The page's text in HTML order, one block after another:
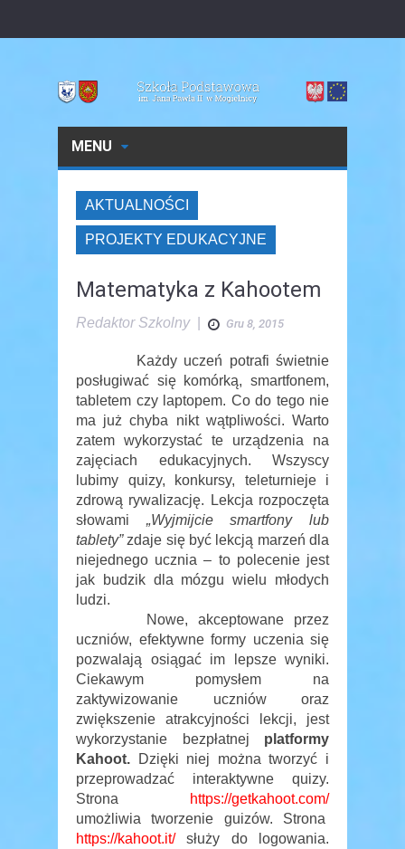
MENU
AKTUALNOŚCI
PROJEKTY EDUKACYJNE
Matematyka z Kahootem
Redaktor Szkolny| Gru 8, 2015
Każdy uczeń potrafi świetnie
posługiwać się komórką, smartfonem,
tabletem czy laptopem. Co do tego nie
ma już chyba nikt wątpliwości. Warto
zatem wykorzystać te urządzenia na
zajęciach edukacyjnych. Wszyscy
lubimy quizy, konkursy, teleturnieje i
zdrową rywalizację. Lekcja rozpoczęta
słowami „Wyjmijcie smartfony lub
tablety”zdaje się być lekcją marzeń dla
niejednego ucznia – to polecenie jest
jak budzik dla mózgu wielu młodych
ludzi.
Nowe, akceptowane przez
uczniów, efektywne formy uczenia się
pozwalają osiągać im lepsze wyniki.
Ciekawym pomysłem na
zaktywizowanie uczniów oraz
zwiększenie atrakcyjności lekcji, jest
wykorzystanie bezpłatnej platformy
Kahoot.
Dzięki niej można tworzyć i
przeprowadzać interaktywne quizy.
Strona https://getkahoot.com/
umożliwia tworzenie guizów. Strona
https://kahoot.it/służy do logowania.